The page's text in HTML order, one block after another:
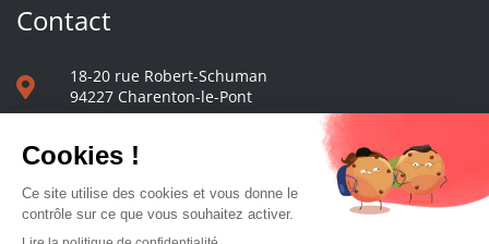
Contact
18-20 rue Robert-Schuman
94227 Charenton-le-Pont